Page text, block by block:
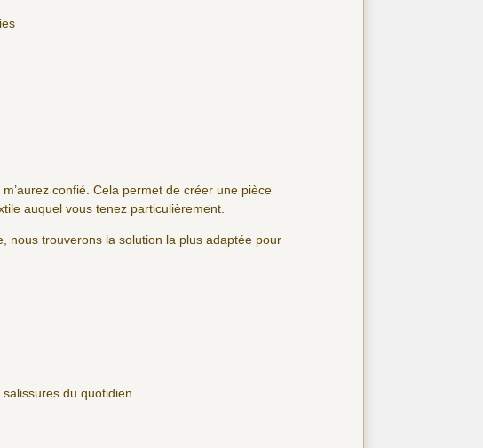
confié. Cela permet de créer une pièce
auquel vous tenez particulièrement.
nous trouverons la solution la plus adaptée pour
du quotidien.